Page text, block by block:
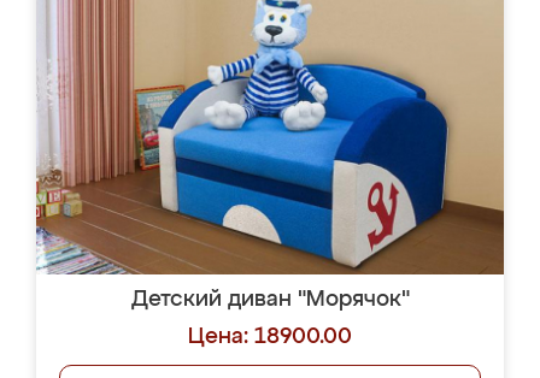
Детский диван "Морячок"
Цена: 18900.00